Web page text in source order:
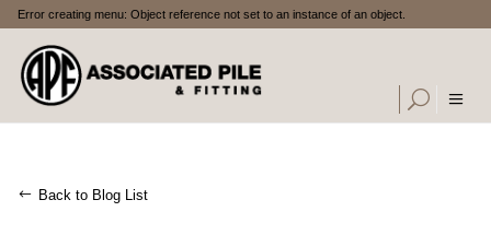
Error creating menu: Object reference not set to an instance of an object.
Back to Blog List